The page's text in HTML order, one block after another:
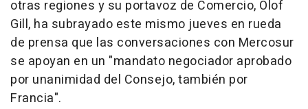
otras regiones y su portavoz de Comercio, Olof
Gill, ha subrayado este mismo jueves en rueda
de prensa que las conversaciones con Mercosur
se apoyan en un "mandato negociador aprobado
por unanimidad del Consejo, también por
Francia".